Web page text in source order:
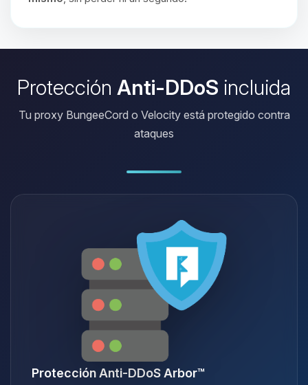
Protección Anti-DDoS incluida
Tu proxy BungeeCord o Velocity está protegido contra
ataques
Protección Anti-DDoS Arbor™